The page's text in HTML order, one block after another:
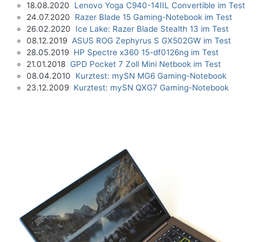
18.08.2020 Lenovo Yoga C940-14IIL Convertible im Test
24.07.2020 Razer Blade 15 Gaming-Notebook im Test
26.02.2020 Ice Lake: Razer Blade Stealth 13 im Test
08.12.2019 ASUS ROG Zephyrus S GX502GW im Test
28.05.2019 HP Spectre x360 15-df0126ng im Test
21.01.2018 GPD Pocket 7 Zoll Mini Netbook im Test
08.04.2010 Kurztest: mySN MG6 Gaming-Notebook
23.12.2009 Kurztest: mySN QXG7 Gaming-Notebook